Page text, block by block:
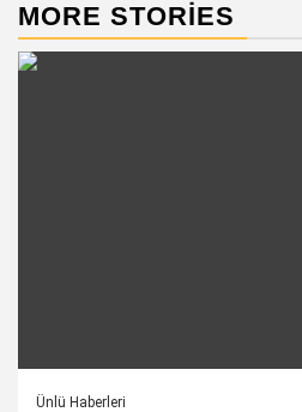
MORE STORIES
Ünlü Haberleri